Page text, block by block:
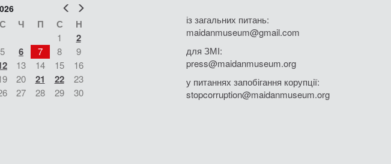
Попер
С Ч П С Н
1 2
5 6 7 8
9
13 14 15
16
20 21 22
23
27 28 29
30
із загальних питань:
maidanmuseum@gmail.com
для ЗМІ:
press@maidanmuseum.org
у питаннях запобігання корупції:
stopcorruption@maidanmuseum.org